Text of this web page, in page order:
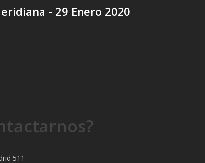
- 29 Enero 2020
511